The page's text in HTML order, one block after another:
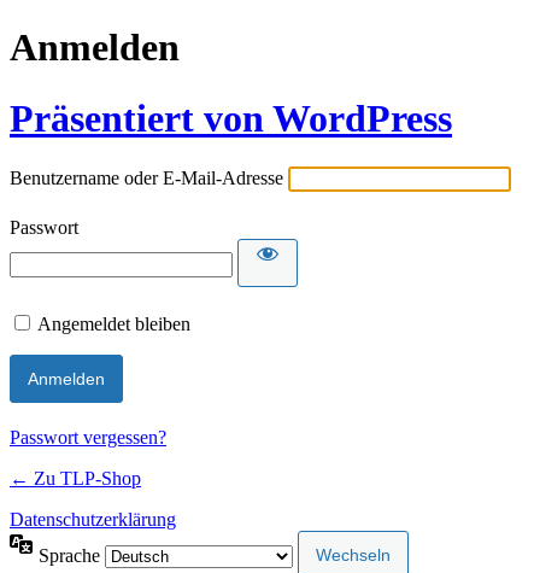
Anmelden
Präsentiert von WordPress
Benutzername oder E-Mail-Adresse
Passwort
Angemeldet bleiben
Passwort vergessen?
← Zu TLP-Shop
Datenschutzerklärung
Sprache